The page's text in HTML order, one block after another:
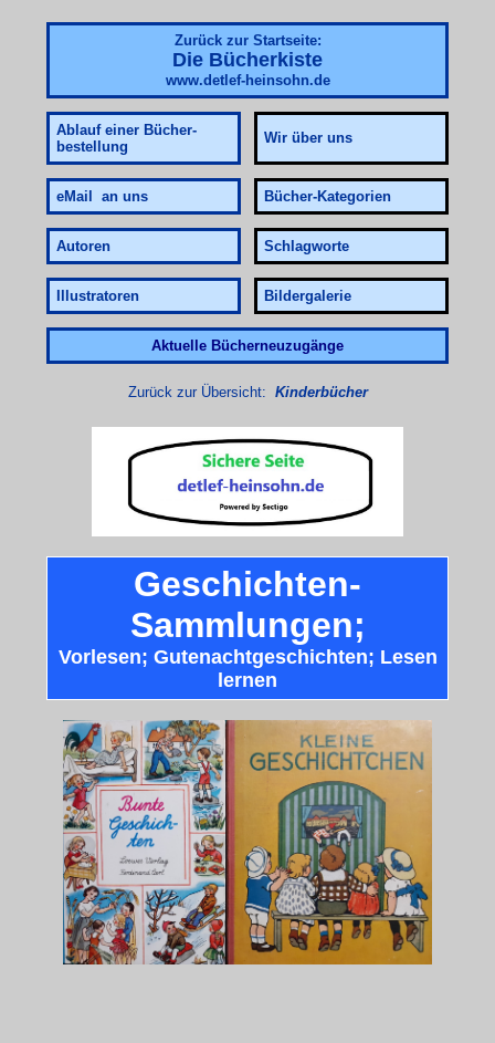
Zurück zur Startseite:
Die Bücherkiste
www.detlef-heinsohn.de
Ablauf einer Bücher-
bestellung
Wir über uns
eMail an uns Bücher-Kategorien
Autoren Schlagworte
Illustratoren Bildergalerie
Aktuelle Bücherneuzugänge
Zurück zur Übersicht: Kinderbücher
Geschichten-
Sammlungen;
Vorlesen; Gutenachtgeschichten; Lesen
lernen